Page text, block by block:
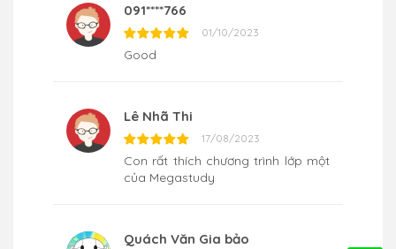
091****766
01/10/2023
Good
Lê Nhã Thi
17/08/2023
Con rất thích chương trình lớp một
của Megastudy
Quách Văn Gia bảo